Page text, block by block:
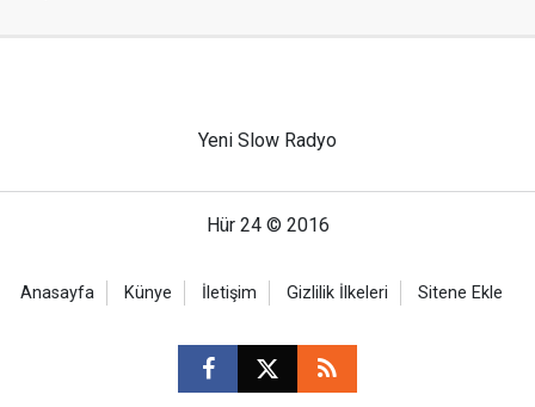
Yeni Slow Radyo
Hür 24 © 2016
Anasayfa Künye İletişim Gizlilik İlkeleri Sitene Ekle